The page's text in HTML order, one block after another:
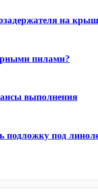
на
пилами?
выполнения
подложку под